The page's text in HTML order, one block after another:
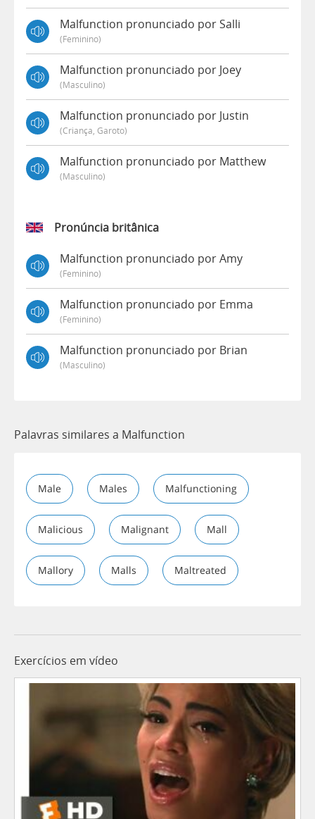
Malfunction pronunciado por Salli
(feminino)
Malfunction pronunciado por Joey
(masculino)
Malfunction pronunciado por Justin
(criança, Garoto)
Malfunction pronunciado por Matthew
(masculino)
Pronúncia britânica
Malfunction pronunciado por Amy
(feminino)
Malfunction pronunciado por Emma
(feminino)
Malfunction pronunciado por Brian
(masculino)
Palavras similares a Malfunction
Male Males Malfunctioning
Malicious Malignant Mall
Mallory Malls Maltreated
Exercícios em vídeo